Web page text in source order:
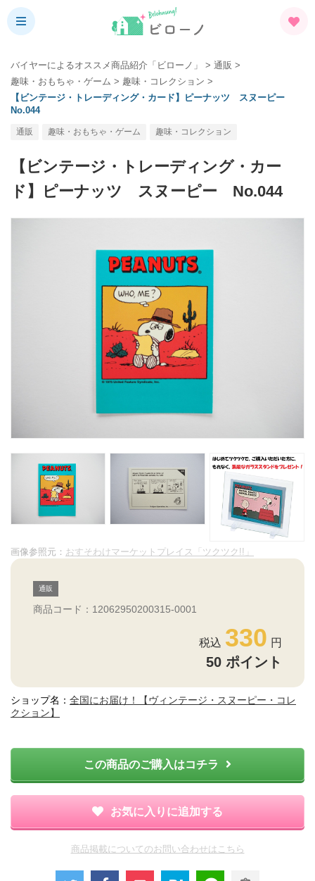
バイヤーによるオススメ商品紹介「ビローノ」 > 通販 >
趣味・おもちゃ・ゲーム > 趣味・コレクション >
【ビンテージ・トレーディング・カード】ピーナッツ スヌーピー
No.044
通販 趣味・おもちゃ・ゲーム 趣味・コレクション
【ビンテージ・トレーディング・カー
ド】ピーナッツ スヌーピー No.044
画像参照元： おすそわけマーケットプレイス「ツクツク!!」
通販
商品コード：12062950200315-0001
330
50 ポイント
ショップ名： 全国にお届け！【ヴィンテージ・スヌーピー・コレ
クション】
この商品のご購入はコチラ
お気に入りに追加する
商品掲載についてのお問い合わせはこちら